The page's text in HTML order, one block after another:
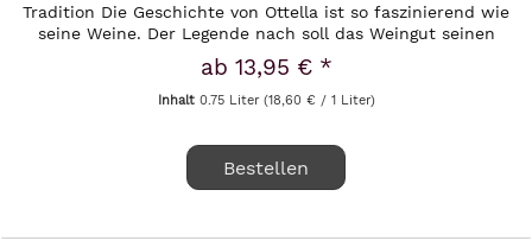
Tradition Die Geschichte von Ottella ist so faszinierend wie
seine Weine. Der Legende nach soll das Weingut seinen
Namen den...
ab 13,95 € *
Inhalt 0.75 Liter (18,60 € / 1 Liter)
Bestellen